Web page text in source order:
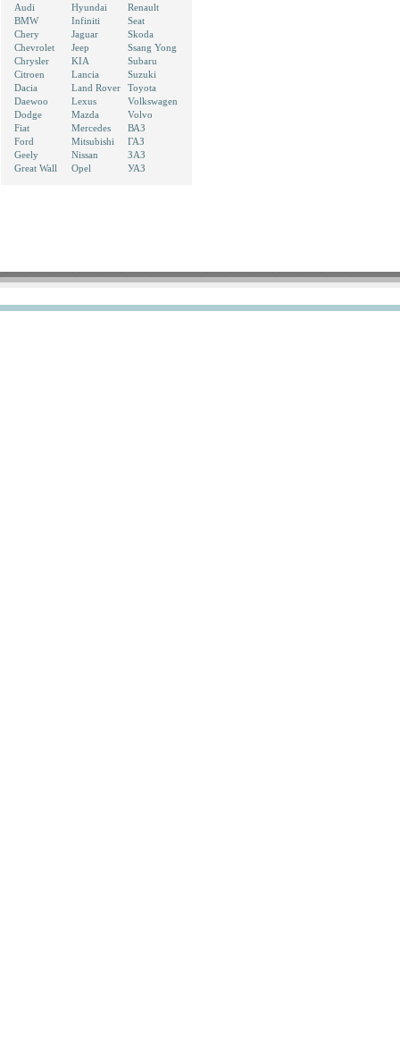
Audi
BMW
Chery
Chevrolet
Chrysler
Citroen
Dacia
Daewoo
Dodge
Fiat
Ford
Geely
Great Wall
Hyundai
Infiniti
Jaguar
Jeep
KIA
Lancia
Land Rover
Lexus
Mazda
Mercedes
Mitsubishi
Nissan
Opel
Renault
Seat
Skoda
Ssang Yong
Subaru
Suzuki
Toyota
Volkswagen
Volvo
ВАЗ
ГАЗ
ЗАЗ
УАЗ